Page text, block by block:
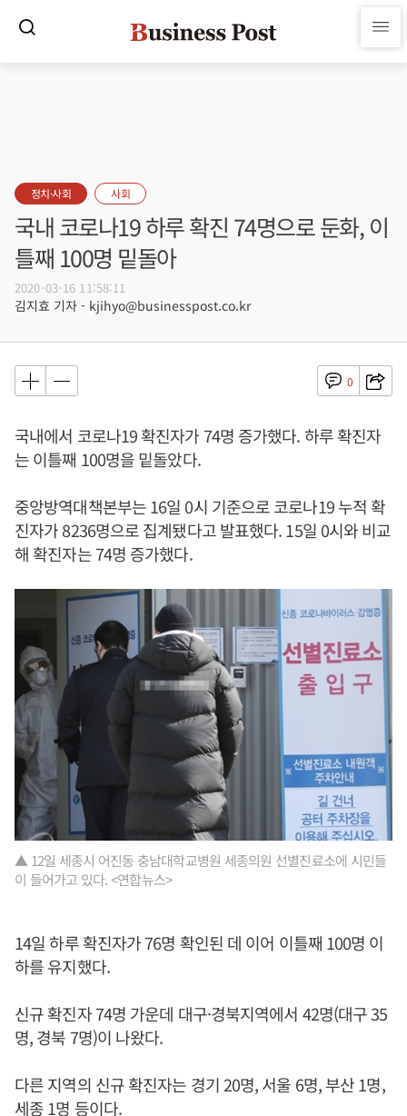
정치·사회 사회
국내 코로나19 하루 확진 74명으로 둔화, 이
틀째 100명 밑돌아
2020-03-16 11:58:11
김지효 기자 - kjihyo@businesspost.co.kr
0
국내에서 코로나19 확진자가 74명 증가했다. 하루 확진자
는 이틀째 100명을 밑돌았다.
중앙방역대책본부는 16일 0시 기준으로 코로나19 누적 확
진자가 8236명으로 집계됐다고 발표했다. 15일 0시와 비교
해 확진자는 74명 증가했다.
▲ 12일 세종시 어진동 충남대학교병원 세종의원 선별진료소에 시민들
이 들어가고 있다. <연합뉴스>
14일 하루 확진자가 76명 확인된 데 이어 이틀째 100명 이
하를 유지했다.
신규 확진자 74명 가운데 대구·경북지역에서 42명(대구 35
명, 경북 7명)이 나왔다.
다른 지역의 신규 확진자는 경기 20명, 서울 6명, 부산 1명,
세종 1명 등이다.